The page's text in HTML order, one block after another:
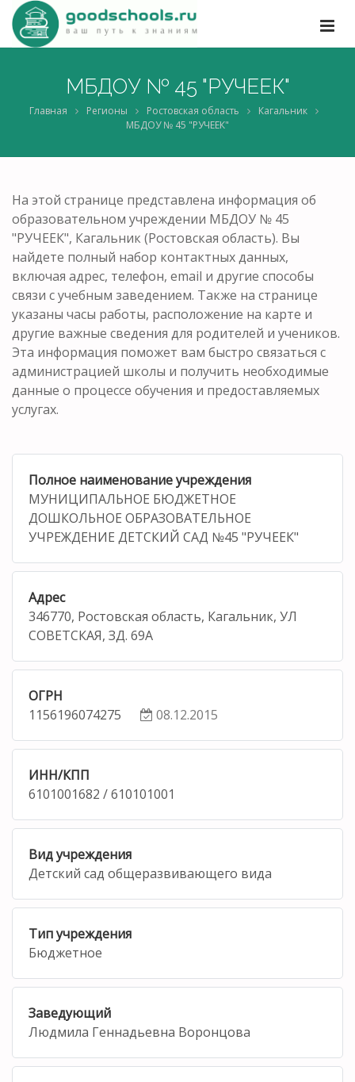
МБДОУ № 45 "РУЧЕЕК"
Главная Регионы Ростовская область
Кагальник
МБДОУ № 45 "РУЧЕЕК"
На этой странице представлена информация об
образовательном учреждении МБДОУ № 45
"РУЧЕЕК", Кагальник (Ростовская область). Вы
найдете полный набор контактных данных,
включая адрес, телефон, email и другие способы
связи с учебным заведением. Также на странице
указаны часы работы, расположение на карте и
другие важные сведения для родителей и учеников.
Эта информация поможет вам быстро связаться с
администрацией школы и получить необходимые
данные о процессе обучения и предоставляемых
услугах.
Полное наименование учреждения
МУНИЦИПАЛЬНОЕ БЮДЖЕТНОЕ
ДОШКОЛЬНОЕ ОБРАЗОВАТЕЛЬНОЕ
УЧРЕЖДЕНИЕ ДЕТСКИЙ САД №45 "РУЧЕЕК"
Адрес
346770, Ростовская область, Кагальник, УЛ
СОВЕТСКАЯ, ЗД. 69А
ОГРН
1156196074275
08.12.2015
ИНН/КПП
6101001682 / 610101001
Вид учреждения
Детский сад общеразвивающего вида
Тип учреждения
Бюджетное
Заведующий
Людмила Геннадьевна Воронцова